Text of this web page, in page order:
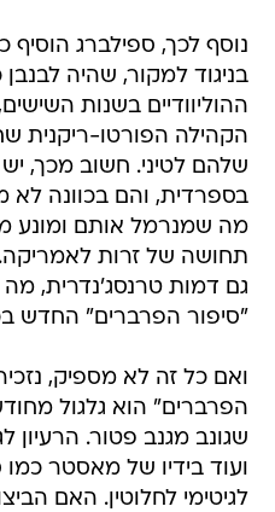
נוסף לכך, ספילברג הוסיף
בניגוד למקור, שהיה
ההוליוודיים בשנות
הקהילה הפורטו-ריקנית
שלהם לטיני. חשוב מכך,
בספרדית, והם בכוונה לא
מה שמנרמל אותם ומונע
תחושה של זרות
גם דמות טרנסג'נדרית, מה
"סיפור הפרברים" החדש
ואם כל זה לא מספיק,
הפרברים" הוא גלגול
שגונב מגנב פטור. הרעיון
ועוד בידיו של מאסטר
לגיטימי לחלוטין. האם